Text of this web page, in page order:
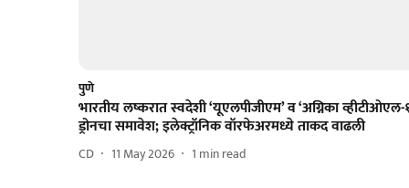
पुणे
भारतीय लष्करात स्वदेशी ‘यूएलपीजीएम’ व ‘अग्निका व्हीटीओएल-
ड्रोनचा समावेश; इलेक्ट्रॉनिक वॉरफेअरमध्ये ताकद वाढली
CD 11 May 2026 1 min read